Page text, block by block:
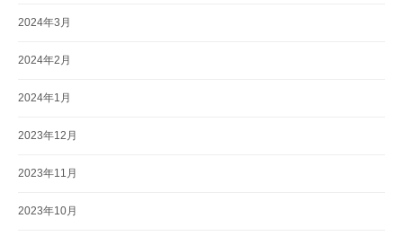
2024年3月
2024年2月
2024年1月
2023年12月
2023年11月
2023年10月